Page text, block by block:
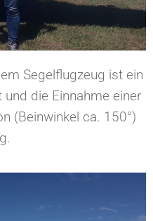
Segelflugzeug ist ein
die Einnahme einer
(Beinwinkel ca. 150°)